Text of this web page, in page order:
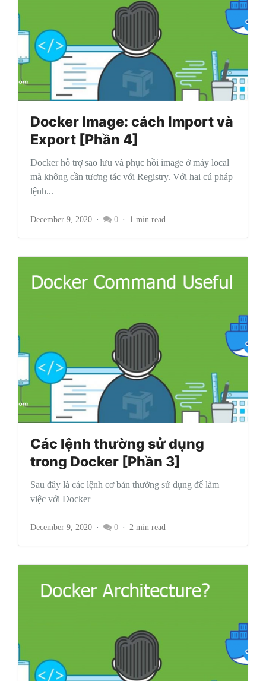
Docker Image: cách Import và
Export [Phần 4]
Docker hỗ trợ sao lưu và phục hồi image ở máy local
mà không cần tương tác với Registry. Với hai cú pháp
lệnh...
December 9, 2020 0 1 min read
Các lệnh thường sử dụng
trong Docker [Phần 3]
Sau đây là các lệnh cơ bản thường sử dụng để làm
việc với Docker
December 9, 2020 0 2 min read